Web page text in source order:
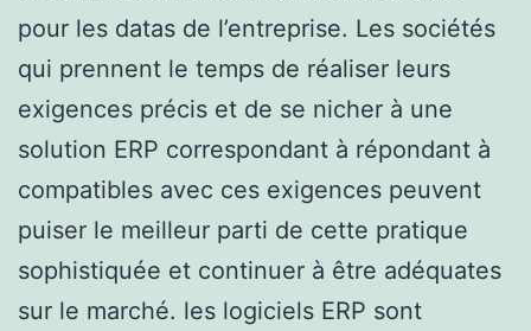
pour les datas de l’entreprise. Les sociétés
qui prennent le temps de réaliser leurs
exigences précis et de se nicher à une
solution ERP correspondant à répondant à
compatibles avec ces exigences peuvent
puiser le meilleur parti de cette pratique
sophistiquée et continuer à être adéquates
sur le marché. les logiciels ERP sont